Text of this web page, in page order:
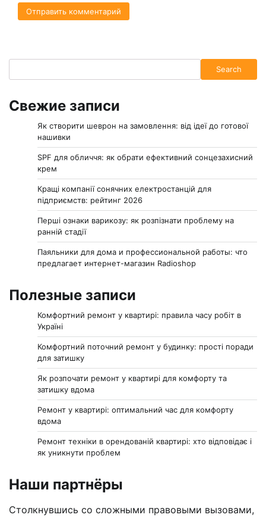
Search
Свежие записи
Як створити шеврон на замовлення: від ідеї до готової
нашивки
SPF для обличчя: як обрати ефективний сонцезахисний
крем
Кращі компанії сонячних електростанцій для
підприємств: рейтинг 2026
Перші ознаки варикозу: як розпізнати проблему на
ранній стадії
Паяльники для дома и профессиональной работы: что
предлагает интернет-магазин Radioshop
Полезные записи
Комфортний ремонт у квартирі: правила часу робіт в
Україні
Комфортний поточний ремонт у будинку: прості поради
для затишку
Як розпочати ремонт у квартирі для комфорту та
затишку вдома
Ремонт у квартирі: оптимальний час для комфорту
вдома
Ремонт техніки в орендованій квартирі: хто відповідає і
як уникнути проблем
Наши партнёры
Столкнувшись со сложными правовыми вызовами,